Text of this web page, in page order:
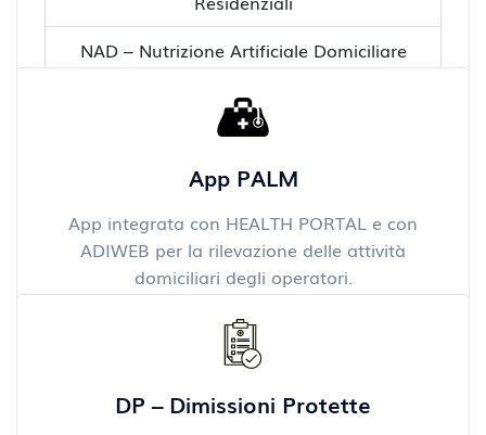
NAD – Nutrizione Artificiale Domiciliare
IFeC – Infermiere di Famiglia e Comunità
App PALM
App integrata con HEALTH PORTAL e con
ADIWEB per la rilevazione delle attività
domiciliari degli operatori.
DP – Dimissioni Protette